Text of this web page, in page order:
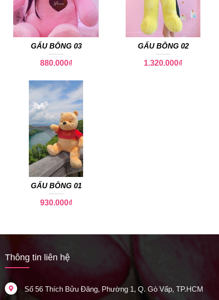
GẤU BÔNG 03
880.000₫
GẤU BÔNG 02
1.320.000₫
GẤU BÔNG 01
930.000₫
Thông tin liên hệ
Số 56 Thích Bửu Đăng, Phường 1, Q. Gò Vấp, TP.HCM